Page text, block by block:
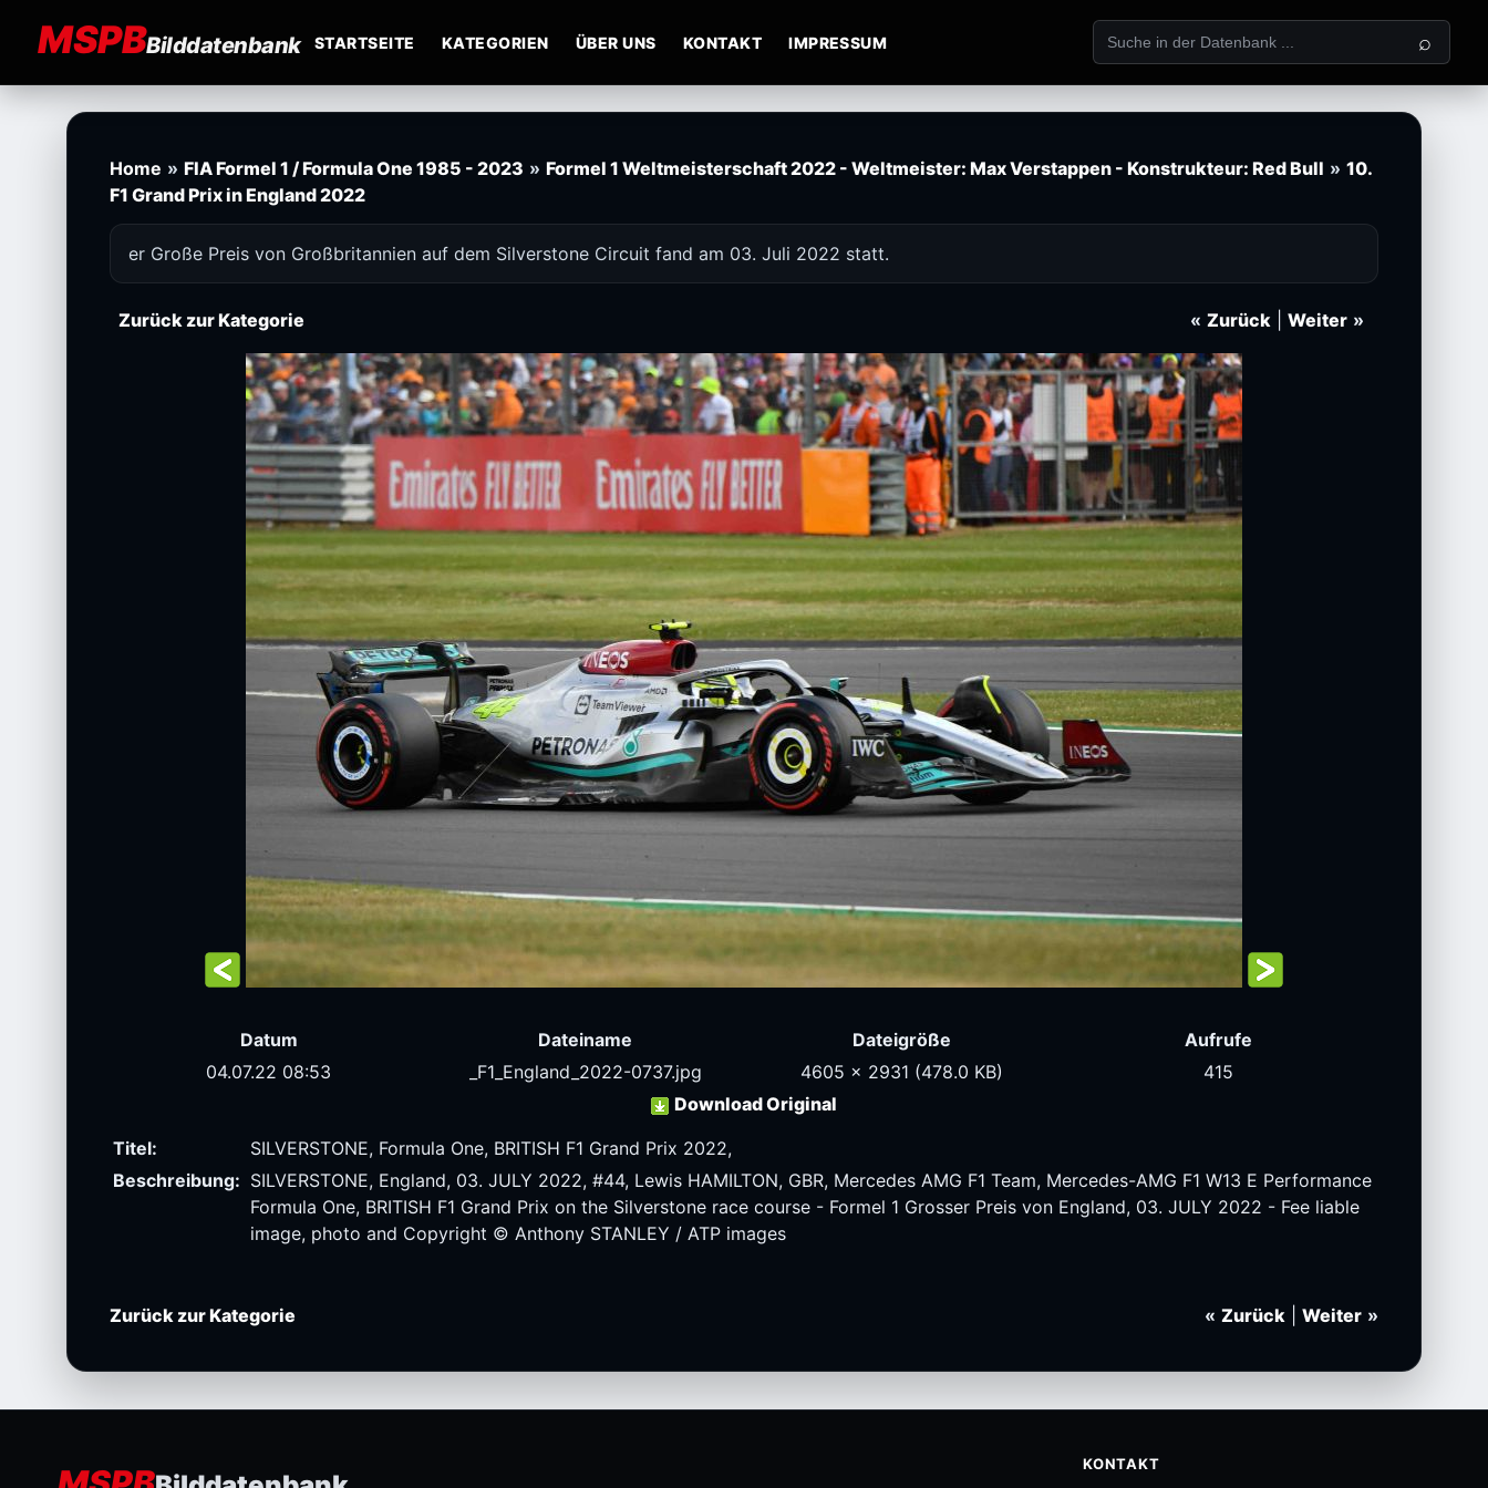
MSPBBilddatenbank STARTSEITE KATEGORIEN ÜBER UNS KONTAKT IMPRESSUM ⌕
Home » FIA Formel 1 / Formula One 1985 - 2023 » Formel 1 Weltmeisterschaft 2022 - Weltmeister: Max Verstappen - Konstrukteur: Red Bull » 10.
F1 Grand Prix in England 2022
er Große Preis von Großbritannien auf dem Silverstone Circuit fand am 03. Juli 2022 statt.
« Zurück Weiter »
Zurück zur Kategorie
Datum Dateiname Dateigröße
Aufrufe
04.07.22 08:53
_F1_England_2022-0737.jpg 4605 x 2931 (478.0 KB)
415
Download Original
Titel:
SILVERSTONE, Formula One, BRITISH F1 Grand Prix 2022,
Beschreibung: SILVERSTONE, England, 03. JULY 2022, #44, Lewis HAMILTON, GBR, Mercedes AMG F1 Team, Mercedes-AMG F1 W13 E Performance
Formula One, BRITISH F1 Grand Prix on the Silverstone race course - Formel 1 Grosser Preis von England, 03. JULY 2022 - Fee liable
image, photo and Copyright © Anthony STANLEY / ATP images
Zurück zur Kategorie « Zurück Weiter »
KONTAKT